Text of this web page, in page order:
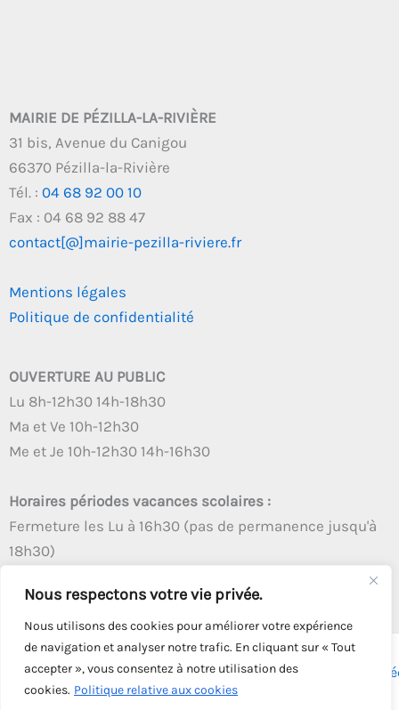
Nous respectons votre vie privée.
Nous utilisons des cookies pour améliorer votre expérience
de navigation et analyser notre trafic. En cliquant sur « Tout
accepter », vous consentez à notre utilisation des
cookies. Politique relative aux cookies
MAIRIE DE PÉZILLA-LA-RIVIÈRE
31 bis, Avenue du Canigou
66370 Pézilla-la-Rivière
Tél. : 04 68 92 00 10
Fax : 04 68 92 88 47
contact[@]mairie-pezilla-riviere.fr
Mentions légales
Politique de confidentialité
OUVERTURE AU PUBLIC
Lu 8h-12h30 14h-18h30
Ma et Ve 10h-12h30
Me et Je 10h-12h30 14h-16h30
Horaires périodes vacances scolaires :
Fermeture les Lu à 16h30 (pas de permanence jusqu'à
18h30)
Copyright © 2026 - Tous droits réservés - | Webmaster
Solution